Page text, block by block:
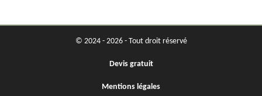
© 2024 - 2026 - Tout droit réservé
Devis gratuit
Mentions légales